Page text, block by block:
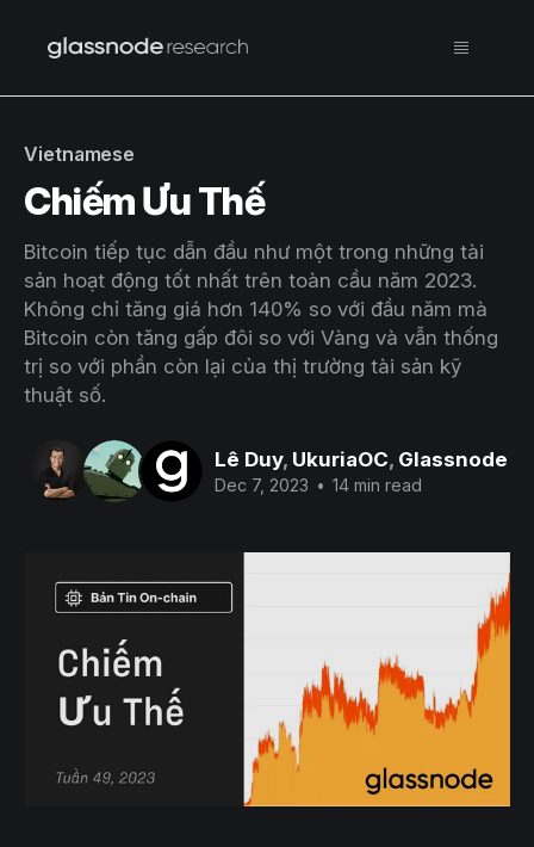
Vietnamese
Chiếm Ưu Thế
Bitcoin tiếp tục dẫn đầu như một trong những tài
sản hoạt động tốt nhất trên toàn cầu năm 2023.
Không chỉ tăng giá hơn 140% so với đầu năm mà
Bitcoin còn tăng gấp đôi so với Vàng và vẫn thống
trị so với phần còn lại của thị trường tài sản kỹ
thuật số.
Lê Duy, UkuriaOC, Glassnode
Dec 7, 2023 • 14 min read